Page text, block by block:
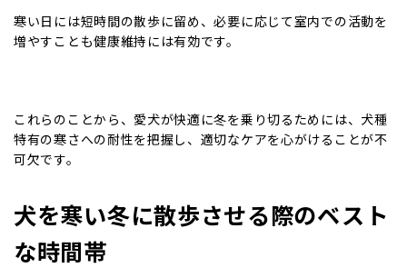
寒い日には短時間の散歩に留め、必要に応じて室内での活動を
増やすことも健康維持には有効です。
これらのことから、愛犬が快適に冬を乗り切るためには、犬種
特有の寒さへの耐性を把握し、適切なケアを心がけることが不
可欠です。
犬を寒い冬に散歩させる際のベスト
な時間帯